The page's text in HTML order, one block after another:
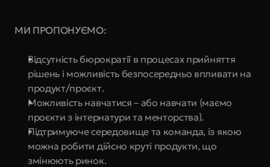
МИ ПРОПОНУЄМО:
Відсутність бюрократії в процесах прийняття
рішень і можливість безпосередньо впливати на
продукт/проєкт.
Можливість навчатися – або навчати (маємо
проєкти з інтернатури та менторства).
Підтримуюче середовище та команда, із якою
можна робити дійсно круті продукти, що
змінюють ринок.